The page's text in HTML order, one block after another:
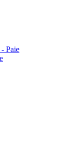
Paie